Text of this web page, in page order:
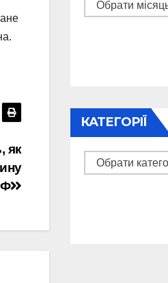
як
КАТЕГОРІЇ
Категорії